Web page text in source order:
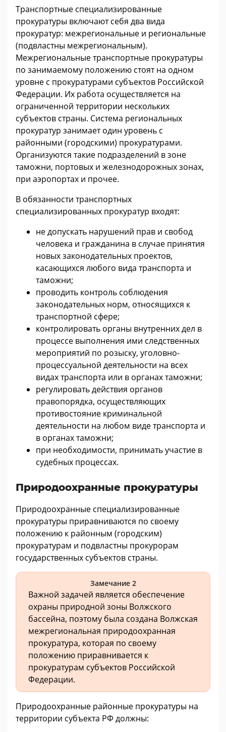
Транспортные специализированные
прокуратуры включают себя два вида
прокуратур: межрегиональные и региональные
(подвластны межрегиональным).
Межрегиональные транспортные прокуратуры
по занимаемому положению стоят на одном
уровне с прокуратурами субъектов Российской
Федерации. Их работа осуществляется на
ограниченной территории нескольких
субъектов страны. Система региональных
прокуратур занимает один уровень с
районными (городскими) прокуратурами.
Организуются такие подразделений в зоне
таможни, портовых и железнодорожных зонах,
при аэропортах и прочее.
В обязанности транспортных
специализированных прокуратур входят:
не допускать нарушений прав и свобод
человека и гражданина в случае принятия
новых законодательных проектов,
касающихся любого вида транспорта и
таможни;
проводить контроль соблюдения
законодательных норм, относящихся к
транспортной сфере;
контролировать органы внутренних дел в
процессе выполнения ими следственных
мероприятий по розыску, уголовно-
процессуальной деятельности на всех
видах транспорта или в органах таможни;
регулировать действия органов
правопорядка, осуществляющих
противостояние криминальной
деятельности на любом виде транспорта и
в органах таможни;
при необходимости, принимать участие в
судебных процессах.
Природоохранные прокуратуры
Природоохранные специализированные
прокуратуры приравниваются по своему
положению к районным (городским)
прокуратурам и подвластны прокурорам
государственных субъектов страны.
Замечание 2
Важной задачей является обеспечение
охраны природной зоны Волжского
бассейна, поэтому была создана Волжская
межрегиональная природоохранная
прокуратура, которая по своему
положению приравнивается к
прокуратурам субъектов Российской
Федерации.
Природоохранные районные прокуратуры на
территории субъекта РФ должны: